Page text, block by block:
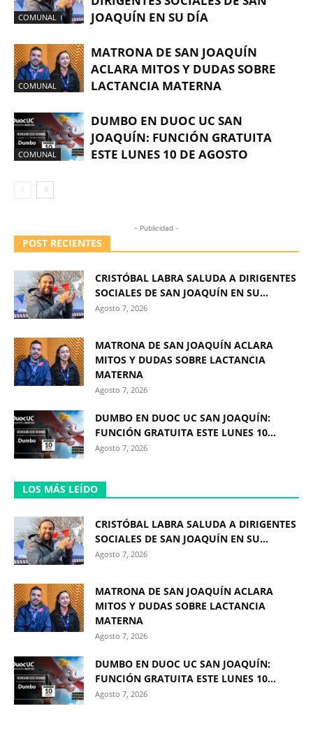
COMUNAL
JOAQUÍN EN SU DÍA
COMUNAL
MATRONA DE SAN JOAQUÍN
ACLARA MITOS Y DUDAS SOBRE
LACTANCIA MATERNA
COMUNAL
DUMBO EN DUOC UC SAN
JOAQUÍN: FUNCIÓN GRATUITA
ESTE LUNES 10 DE AGOSTO
- Publicidad -
POST RECIENTES
CRISTÓBAL LABRA SALUDA A DIRIGENTES
SOCIALES DE SAN JOAQUÍN EN SU...
Agosto 7, 2026
MATRONA DE SAN JOAQUÍN ACLARA
MITOS Y DUDAS SOBRE LACTANCIA
MATERNA
Agosto 7, 2026
DUMBO EN DUOC UC SAN JOAQUÍN:
FUNCIÓN GRATUITA ESTE LUNES 10...
Agosto 7, 2026
LOS MÁS LEÍDO
CRISTÓBAL LABRA SALUDA A DIRIGENTES
SOCIALES DE SAN JOAQUÍN EN SU...
Agosto 7, 2026
MATRONA DE SAN JOAQUÍN ACLARA
MITOS Y DUDAS SOBRE LACTANCIA
MATERNA
Agosto 7, 2026
DUMBO EN DUOC UC SAN JOAQUÍN:
FUNCIÓN GRATUITA ESTE LUNES 10...
Agosto 7, 2026